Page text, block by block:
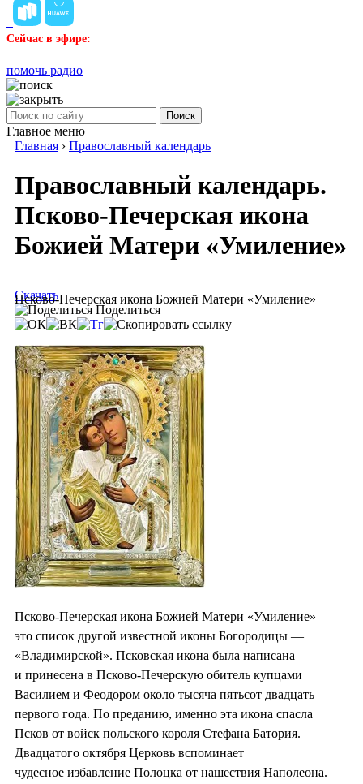
Сейчас в эфире:
помочь радио
Поиск
Главное меню
Главная › Православный календарь
Православный календарь.
Псково-Печерская икона
Божией Матери «Умиление»
Псково-Печерская икона Божией Матери «Умиление»
Скачать
Поделиться
Псково-Печерская икона Божией Матери «Умиление» —
это список другой известной иконы Богородицы —
«Владимирской». Псковская икона была написана
и принесена в Псково-Печерскую обитель купцами
Василием и Феодором около тысяча пятьсот двадцать
первого года. По преданию, именно эта икона спасла
Псков от войск польского короля Стефана Батория.
Двадцатого октября Церковь вспоминает
чудесное избавление Полоцка от нашествия Наполеона.